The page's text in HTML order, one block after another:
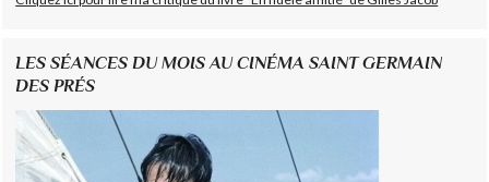
LES SÉANCES DU MOIS AU CINÉMA SAINT GERMAIN
DES PRÉS